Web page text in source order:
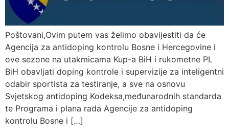
Poštovani,Ovim putem vas želimo obavijestiti da će
Agencija za antidoping kontrolu Bosne i Hercegovine i
ove sezone na utakmicama Kup-a BiH i rukometne PL
BiH obavljati doping kontrole i supervizije za inteligentni
odabir sportista za testiranje, a sve na osnovu
Svjetskog antidoping Kodeksa,međunarodnih standarda
te Programa i plana rada Agencije za antidoping
kontrolu Bosne i […]